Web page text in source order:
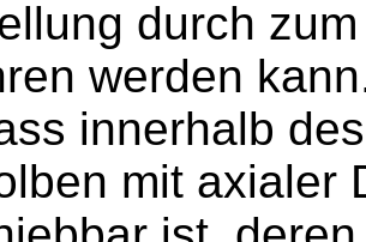
durch
werden
innerhalb
mit axialer